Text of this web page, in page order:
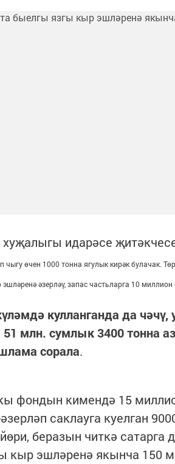
идарәсе
өчен 1000 тонна ягулык кирәк булачак.
әзерләү, запас частьларга 10
кулланганда да
млн. сумлык 3400 тонна
сорала.
фондын кимендә 15
саклауга куелган
беразын читкә сатарга
кыр эшләренә якынча 150